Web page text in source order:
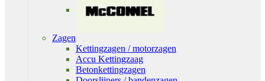
Zagen
Kettingzagen / motorzagen
Accu Kettingzaag
Betonkettingzagen